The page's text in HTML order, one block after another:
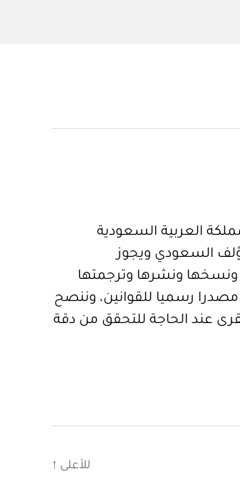
العربية السعودية
السعودي ويجوز
ونشرها وترجمتها
رسميا للقوانين، وننصح
عند الحاجة للتحقق من دقة
للأعلى ↑